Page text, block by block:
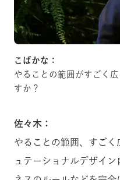
こばかな：
やることの範囲がすごく
すか？
佐々木：
やることの範囲、すご
ュテーショナルデザイ